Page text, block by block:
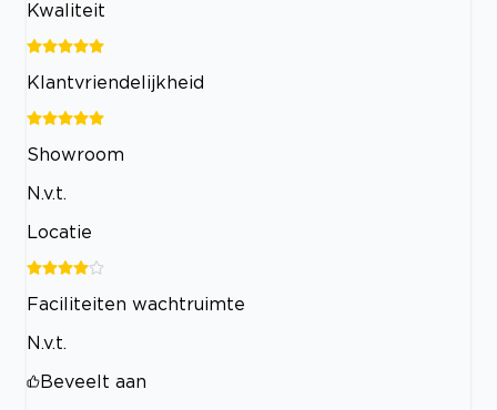
Kwaliteit
Klantvriendelijkheid
Showroom
N.v.t.
Locatie
Faciliteiten wachtruimte
N.v.t.
Beveelt aan